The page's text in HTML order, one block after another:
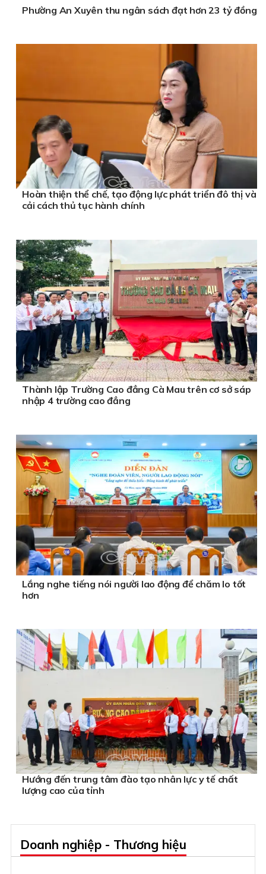
Phường An Xuyên thu ngân sách đạt hơn 23 tỷ đồng
Hoàn thiện thể chế, tạo động lực phát triển đô thị và
cải cách thủ tục hành chính
Thành lập Trường Cao đẳng Cà Mau trên cơ sở sáp
nhập 4 trường cao đẳng
Lắng nghe tiếng nói người lao động để chăm lo tốt
hơn
Hướng đến trung tâm đào tạo nhân lực y tế chất
lượng cao của tỉnh
Doanh nghiệp - Thương hiệu